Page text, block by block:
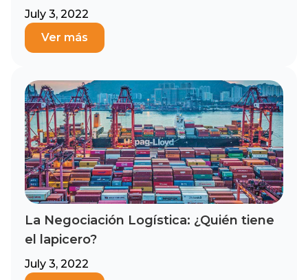
July 3, 2022
Ver más
La Negociación Logística: ¿Quién tiene
el lapicero?
July 3, 2022